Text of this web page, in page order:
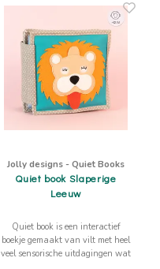
Jolly designs - Quiet Books
Quiet book Slaperige
Leeuw
Quiet book is een interactief
boekje gemaakt van vilt met heel
veel sensorische uitdagingen wat